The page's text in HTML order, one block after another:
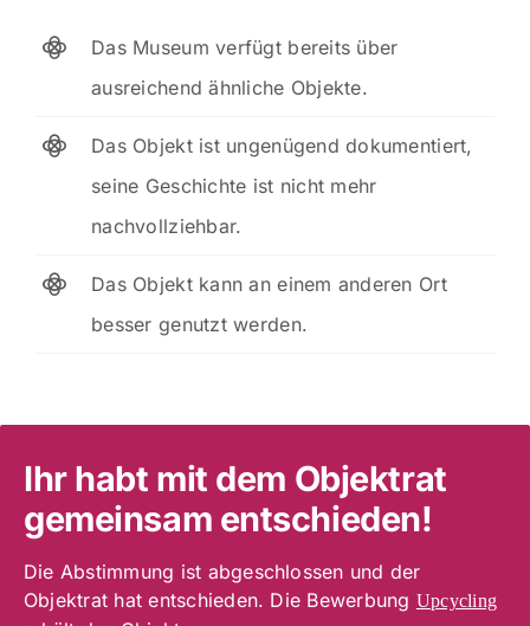
Das Museum verfügt bereits über
ausreichend ähnliche Objekte.
Das Objekt ist ungenügend dokumentiert,
seine Geschichte ist nicht mehr
nachvollziehbar.
Das Objekt kann an einem anderen Ort
besser genutzt werden.
Ihr habt mit dem Objektrat
gemeinsam entschieden!
Die Abstimmung ist abgeschlossen und der
Objektrat hat entschieden. Die Bewerbung Upcycling